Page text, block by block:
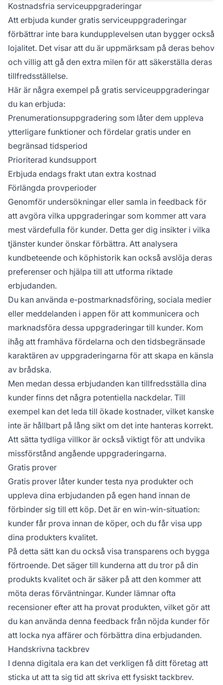
Kostnadsfria serviceuppgraderingar
Att erbjuda kunder gratis serviceuppgraderingar
förbättrar inte bara kundupplevelsen utan bygger också
lojalitet. Det visar att du är uppmärksam på deras behov
och villig att gå den extra milen för att säkerställa deras
tillfredsställelse.
Här är några exempel på gratis serviceuppgraderingar
du kan erbjuda:
Prenumerationsuppgradering som låter dem uppleva
ytterligare funktioner och fördelar gratis under en
begränsad tidsperiod
Prioriterad kundsupport
Erbjuda endags frakt utan extra kostnad
Förlängda provperioder
Genomför undersökningar eller samla in feedback för
att avgöra vilka uppgraderingar som kommer att vara
mest värdefulla för kunder. Detta ger dig insikter i vilka
tjänster kunder önskar förbättra. Att analysera
kundbeteende och köphistorik kan också avslöja deras
preferenser och hjälpa till att utforma riktade
erbjudanden.
Du kan använda e-postmarknadsföring, sociala medier
eller meddelanden i appen för att kommunicera och
marknadsföra dessa uppgraderingar till kunder. Kom
ihåg att framhäva fördelarna och den tidsbegränsade
karaktären av uppgraderingarna för att skapa en känsla
av brådska.
Men medan dessa erbjudanden kan tillfredsställa dina
kunder finns det några potentiella nackdelar. Till
exempel kan det leda till ökade kostnader, vilket kanske
inte är hållbart på lång sikt om det inte hanteras korrekt.
Att sätta tydliga villkor är också viktigt för att undvika
missförstånd angående uppgraderingarna.
Gratis prover
Gratis prover låter kunder testa nya produkter och
uppleva dina erbjudanden på egen hand innan de
förbinder sig till ett köp. Det är en win-win-situation:
kunder får prova innan de köper, och du får visa upp
dina produkters kvalitet.
På detta sätt kan du också visa transparens och bygga
förtroende. Det säger till kunderna att du tror på din
produkts kvalitet och är säker på att den kommer att
möta deras förväntningar. Kunder lämnar ofta
recensioner efter att ha provat produkten, vilket gör att
du kan använda denna feedback från nöjda kunder för
att locka nya affärer och förbättra dina erbjudanden.
Handskrivna tackbrev
I denna digitala era kan det verkligen få ditt företag att
sticka ut att ta sig tid att skriva ett fysiskt tackbrev.